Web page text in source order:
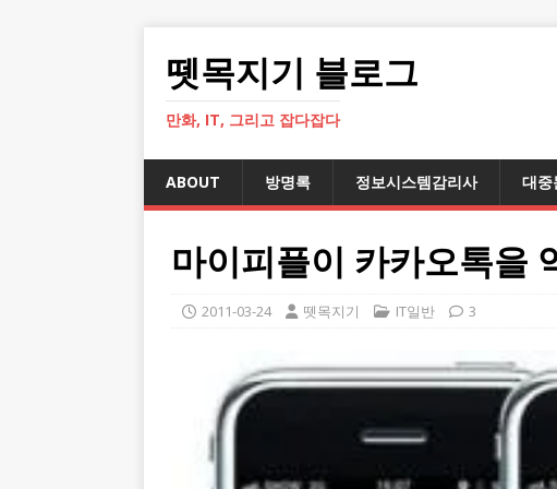
뗏목지기 블로그
만화, IT, 그리고 잡다잡다
ABOUT 방명록 정보시스템감리사 대중
마이피플이 카카오톡을
2011-03-24 뗏목지기 IT일반 3